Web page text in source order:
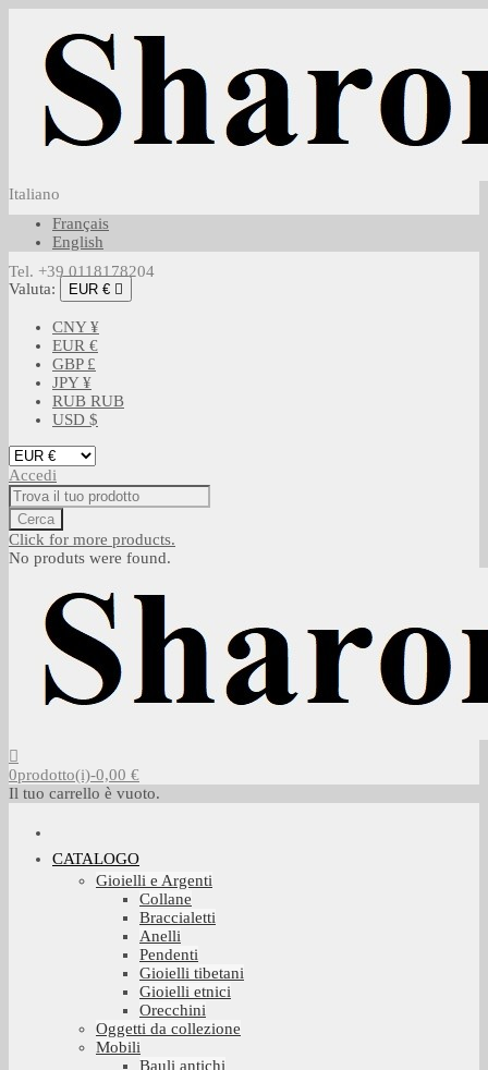
Italiano
Français
English
Tel. +39 0118178204
Valuta:
EUR € 
CNY ¥
EUR €
GBP £
JPY ¥
RUB RUB
USD $
Accedi
Cerca
Click for more products.
No produts were found.
0prodotto(i)-0,00 €
Il tuo carrello è vuoto.
CATALOGO
Gioielli e Argenti
Collane
Braccialetti
Anelli
Pendenti
Gioielli tibetani
Gioielli etnici
Orecchini
Oggetti da collezione
Mobili
Bauli antichi